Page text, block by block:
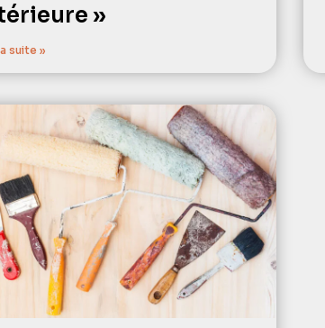
»
suite »